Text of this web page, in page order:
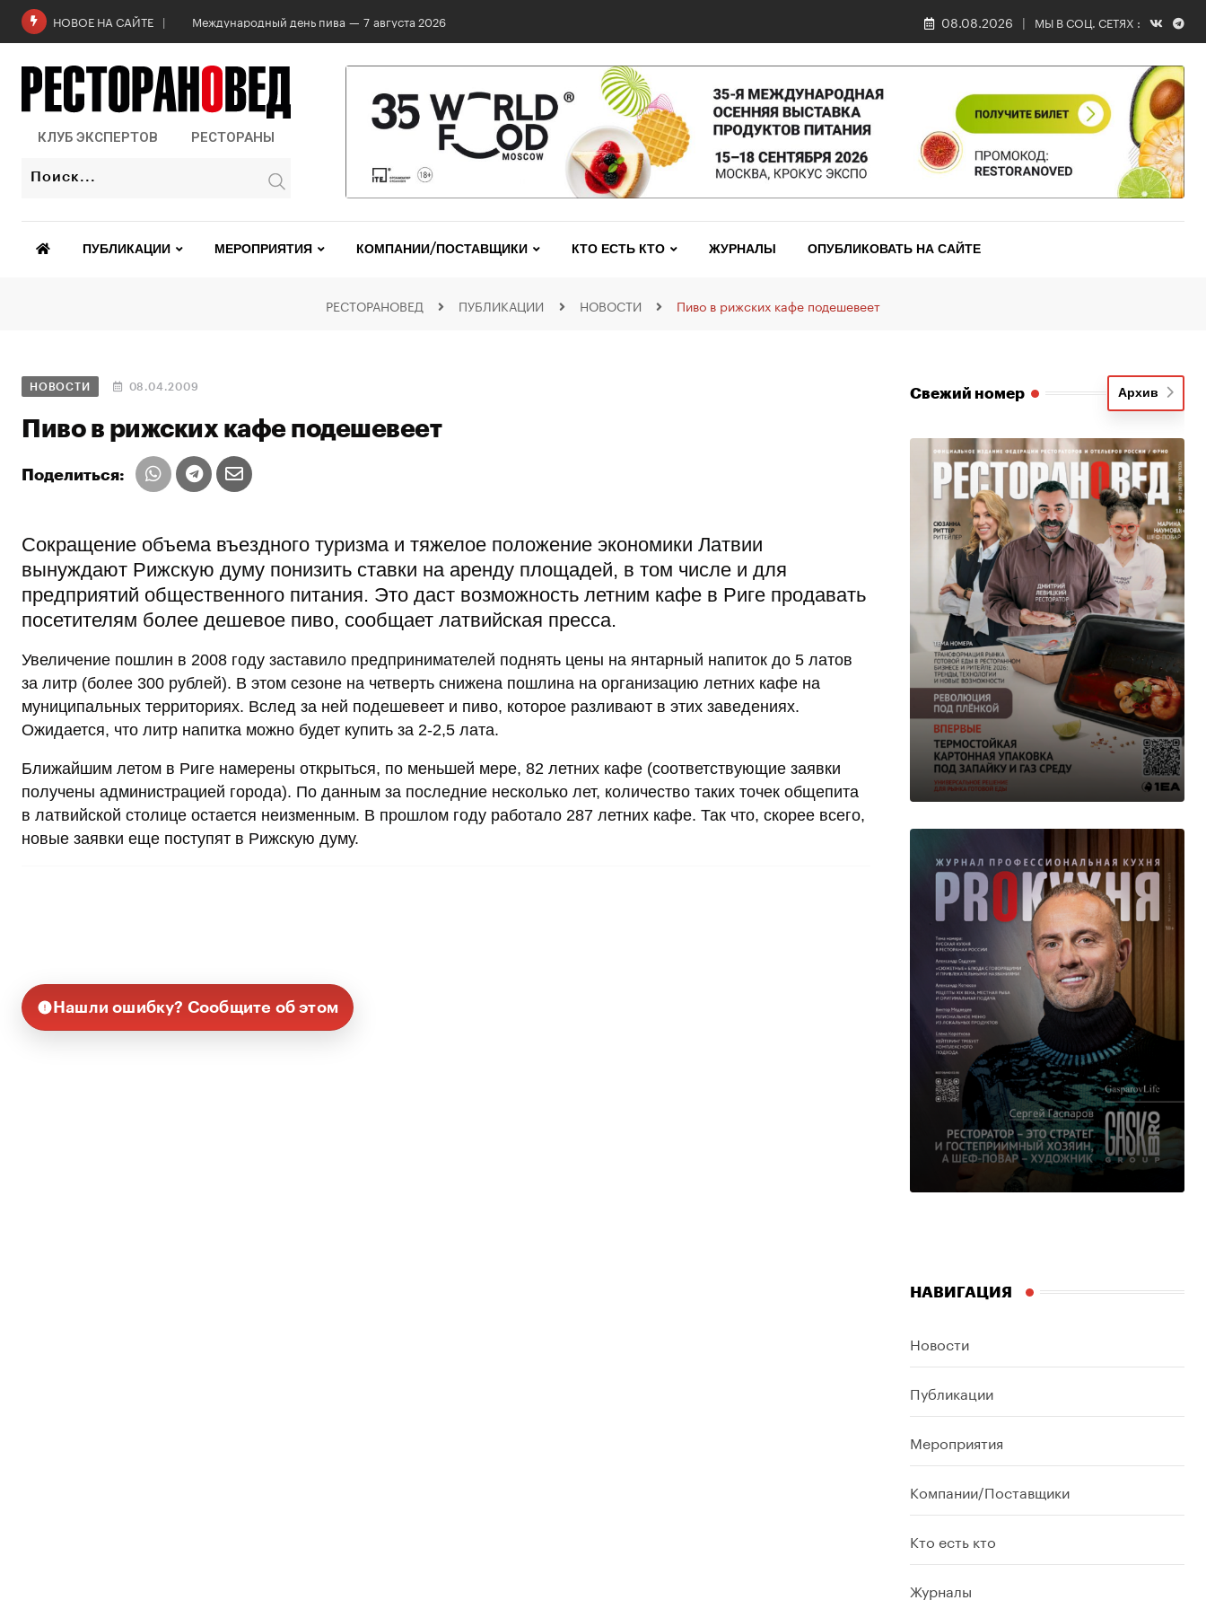
НОВОЕ НА САЙТЕ Международный день пива — 7 августа 2026 08.08.2026 МЫ В СОЦ. СЕТЯХ :
КЛУБ ЭКСПЕРТОВ РЕСТОРАНЫ
ПУБЛИКАЦИИ МЕРОПРИЯТИЯ КОМПАНИИ/ПОСТАВЩИКИ КТО ЕСТЬ КТО ЖУРНАЛЫ ОПУБЛИКОВАТЬ НА САЙТЕ
РЕСТОРАНОВЕД ПУБЛИКАЦИИ НОВОСТИ Пиво в рижских кафе подешевеет
НОВОСТИ 08.04.2009
Пиво в рижских кафе подешевеет
Поделиться:
Сокращение объема въездного туризма и тяжелое положение экономики Латвии
вынуждают Рижскую думу понизить ставки на аренду площадей, в том числе и для
предприятий общественного питания. Это даст возможность летним кафе в Риге продавать
посетителям более дешевое пиво, сообщает латвийская пресса.
Увеличение пошлин в 2008 году заставило предпринимателей поднять цены на янтарный напиток до 5 латов
за литр (более 300 рублей). В этом сезоне на четверть снижена пошлина на организацию летних кафе на
муниципальных территориях. Вслед за ней подешевеет и пиво, которое разливают в этих заведениях.
Ожидается, что литр напитка можно будет купить за 2-2,5 лата.
Ближайшим летом в Риге намерены открыться, по меньшей мере, 82 летних кафе (соответствующие заявки
получены администрацией города). По данным за последние несколько лет, количество таких точек общепита
в латвийской столице остается неизменным. В прошлом году работало 287 летних кафе. Так что, скорее всего,
новые заявки еще поступят в Рижскую думу.
Нашли ошибку? Сообщите об этом
Свежий номер Архив
НАВИГАЦИЯ
Новости
Публикации
Мероприятия
Компании/Поставщики
Кто есть кто
Журналы